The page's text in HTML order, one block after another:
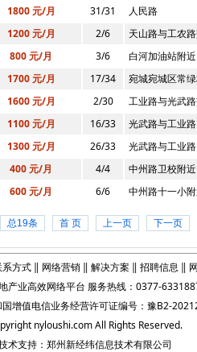
1800 元/月 31/31 人民路
1200 元/月 2/6 天山路与工农
800 元/月 3/6 白河加油站附近
1700 元/月 17/34 宛城宛城区常
1600 元/月 2/30 工业路与光武
1100 元/月 16/33 光武路与工业路
1300 元/月 26/33 光武路与工业路
400 元/月 4/4 中州路卫校附近
600 元/月 6/6 中州路十一小
总19条 首 页 上一页 下一页
系方式‖ 网络营销‖ 解决方案 ‖ 招聘信息 ‖
产业高效网络平台 服务热线：0377-
增值电信业务经营许可证编号：豫B2-
nyloushi.comAll Rights Reserved.
术支持： 郑州新经纬信息技术有限公司